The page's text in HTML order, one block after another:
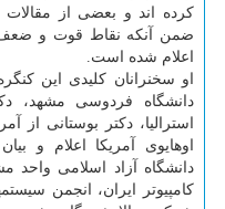
كرده اند و بعضی از
ضمن آنكه نقاط قوت و
اعلام شده است.
او سخنرانان كلیدی این
دانشگاه فردوسی مشهد،
استرالیا، دكتر بوستانی از
اوهایوی آمریكا اعلام و
دانشگاه آزاد اسلامی واحد
كامپیوتر ایران، انجمن